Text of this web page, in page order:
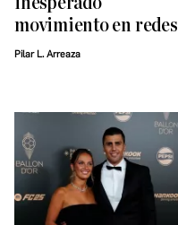
movimiento en redes
Pilar L. Arreaza